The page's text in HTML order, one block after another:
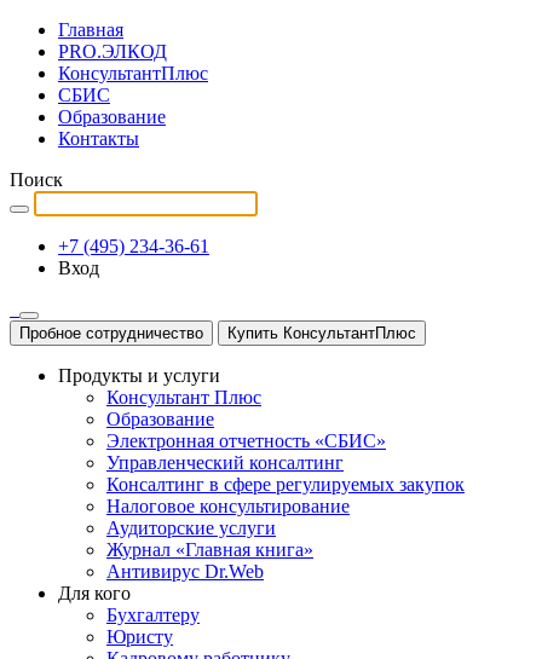
Главная
PRO.ЭЛКОД
КонсультантПлюс
СБИС
Образование
Контакты
Поиск
+7 (495) 234-36-61
Вход
Пробное сотрудничество Купить КонсультантПлюс
Продукты и услуги
Консультант Плюс
Образование
Электронная отчетность «СБИС»
Управленческий консалтинг
Консалтинг в сфере регулируемых закупок
Налоговое консультирование
Аудиторские услуги
Журнал «Главная книга»
Антивирус Dr.Web
Для кого
Бухгалтеру
Юристу